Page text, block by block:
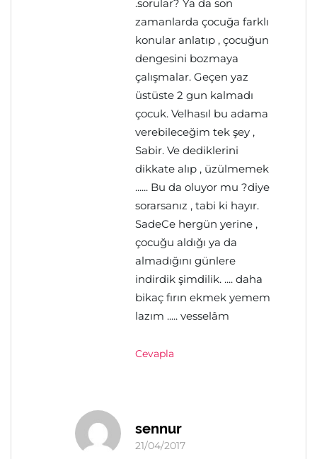
.sorular? Ya da son
zamanlarda çocuğa farklı
konular anlatıp , çocuğun
dengesini bozmaya
çalışmalar. Geçen yaz
üstüste 2 gun kalmadı
çocuk. Velhasıl bu adama
verebileceğim tek şey ,
Sabir. Ve dediklerini
dikkate alıp , üzülmemek
...... Bu da oluyor mu ?diye
sorarsanız , tabi ki hayır.
SadeCe hergün yerine ,
çocuğu aldığı ya da
almadığını günlere
indirdik şimdilik. .... daha
bikaç fırın ekmek yemem
lazım ..... vesselâm
Cevapla
sennur
21/04/2017